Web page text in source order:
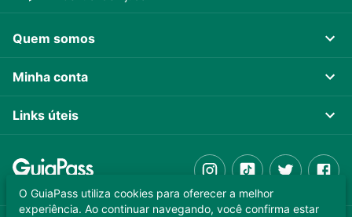
Quem somos
Minha conta
Links úteis
O GuiaPass utiliza cookies para oferecer a melhor
experiência. Ao continuar navegando, você confirma estar